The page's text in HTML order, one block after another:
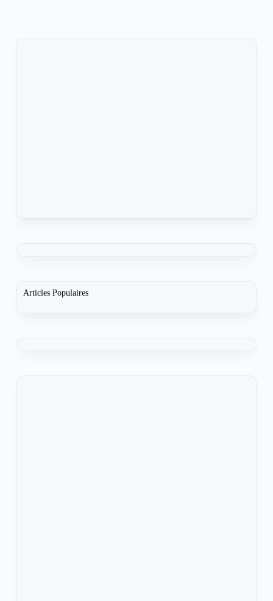
Articles Populaires